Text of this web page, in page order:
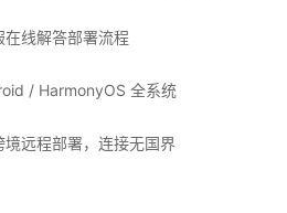
在线解答部署流程
/ HarmonyOS 全系统
远程部署，连接无国界